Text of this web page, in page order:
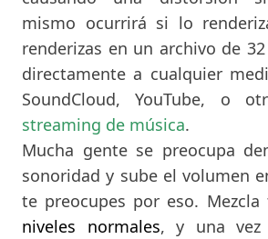
mismo ocurrirá si lo
renderizas en un archivo de
directamente a cualquier
SoundCloud, YouTube, o
streaming de música.
Mucha gente se preocupa
sonoridad y sube el volumen
te preocupes por eso.
niveles
normales, y una vez